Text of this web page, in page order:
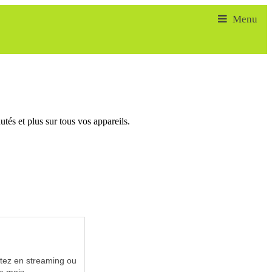
et plus sur tous vos appareils.
en streaming ou